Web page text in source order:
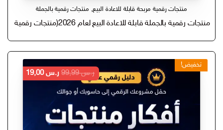
منتجات رقمية مربحة قابلة للاعادة البيع, منتجات رقمية بالجملة
منتجات رقمية بالجملة قابلة للاعادة البيع لعام 2026(منتجات رقمية الاكثر طلبا جاهزة للاستخدام واعادة البيع)
تخفيض!
ر.س99,99
السعر
هو:
ر.س19,00